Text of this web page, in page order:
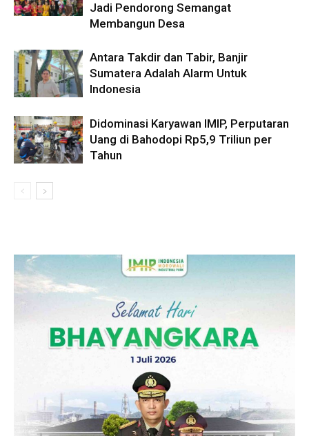
Jadi Pendorong Semangat
Membangun Desa
Antara Takdir dan Tabir, Banjir
Sumatera Adalah Alarm Untuk
Indonesia
Didominasi Karyawan IMIP, Perputaran
Uang di Bahodopi Rp5,9 Triliun per
Tahun